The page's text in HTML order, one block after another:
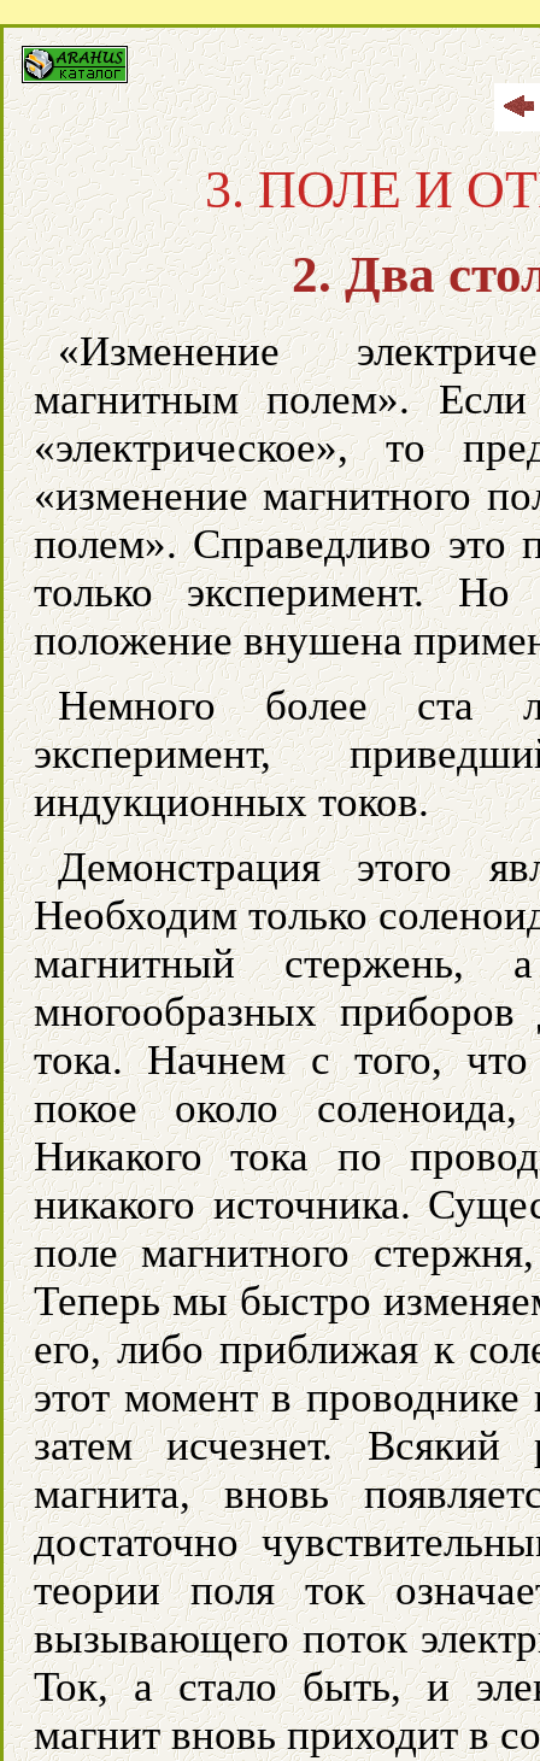
3. ПОЛЕ И
2. Два
«Изменение
магнитным полем».
«электрическое», то
«изменение магнитного
полем». Справедливо это
только эксперимент.
положение внушена
Немного более ста
эксперимент,
индукционных токов.
Демонстрация этого
Необходим только
магнитный стержень,
многообразных приборов
тока. Начнем с того,
покое около
Никакого тока по
никакого источника.
поле магнитного
Теперь мы быстро
его, либо приближая к
этот момент в проводнике
затем исчезнет. Всякий
магнита, вновь
достаточно
теории поля ток
вызывающего поток
Ток, а стало быть, и
магнит вновь приходит в